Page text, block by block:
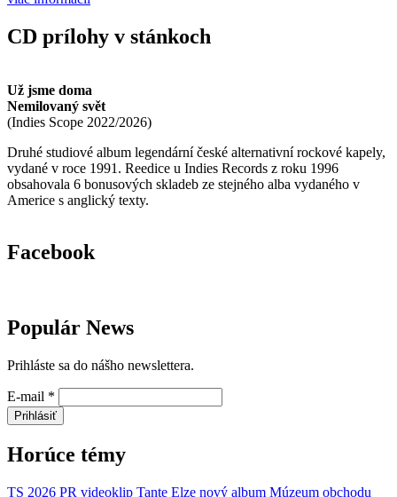
CD prílohy v stánkoch
Už jsme doma
Nemilovaný svět
(Indies Scope 2022/2026)
Druhé studiové album legendární české alternativní rockové kapely,
vydané v roce 1991. Reedice u Indies Records z roku 1996
obsahovala 6 bonusových skladeb ze stejného alba vydaného v
Americe s anglický texty.
Facebook
Populár News
Prihláste sa do nášho newslettera.
E-mail *
Prihlásiť
Horúce témy
TS 2026 PR videoklip Tante Elze nový album Múzeum obchodu